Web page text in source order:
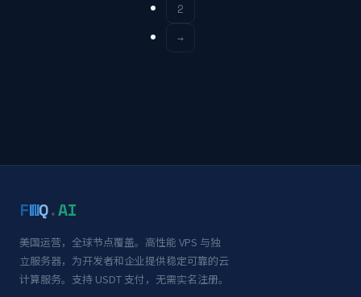
2
→
FWQ.AI
美国运营，全球节点覆盖。高性能 VPS 与独
立服务器，为开发者和企业提供稳定可靠的云
计算服务。支持 USDT 支付，无需实名注册。